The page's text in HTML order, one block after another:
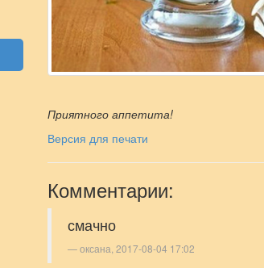
Приятного аппетита!
Версия для печати
Комментарии:
смачно
оксана, 2017-08-04 17:02